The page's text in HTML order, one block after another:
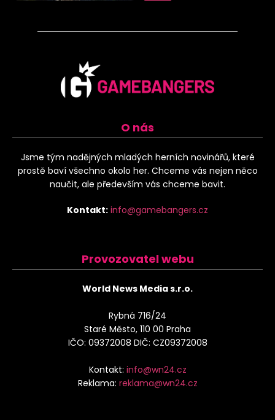
O nás
Jsme tým nadějných mladých herních novinářů, které
prostě baví všechno okolo her. Chceme vás nejen něco
naučit, ale především vás chceme bavit.
Kontakt: info@gamebangers.cz
Provozovatel webu
World News Media s.r.o.
Rybná 716/24
Staré Město, 110 00 Praha
IČO: 09372008 DIČ: CZ09372008
Kontakt: info@wn24.cz
Reklama: reklama@wn24.cz